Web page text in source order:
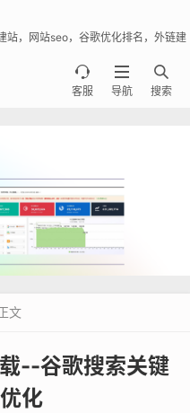
站，网站seo，谷歌优化排名，外链建

搜索

导航

客服
文
--谷歌搜索关键
化